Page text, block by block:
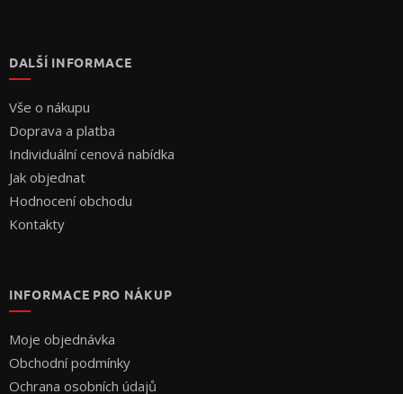
DALŠÍ INFORMACE
Vše o nákupu
Doprava a platba
Individuální cenová nabídka
Jak objednat
Hodnocení obchodu
Kontakty
INFORMACE PRO NÁKUP
Moje objednávka
Obchodní podmínky
Ochrana osobních údajů